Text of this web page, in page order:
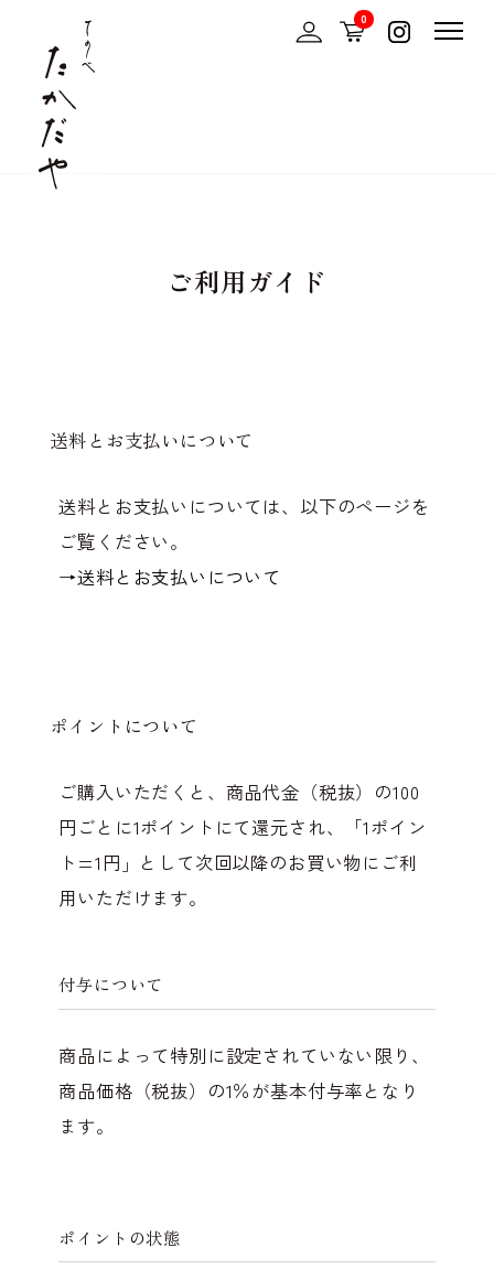
0
ご利用ガイド
送料とお支払いについて
送料とお支払いについては、以下のページを
ご覧ください。
→送料とお支払いについて
ポイントについて
ご購入いただくと、商品代金（税抜）の100
円ごとに1ポイントにて還元され、「1ポイン
ト=1円」として次回以降のお買い物にご利
用いただけます。
付与について
商品によって特別に設定されていない限り、
商品価格（税抜）の1％が基本付与率となり
ます。
ポイントの状態